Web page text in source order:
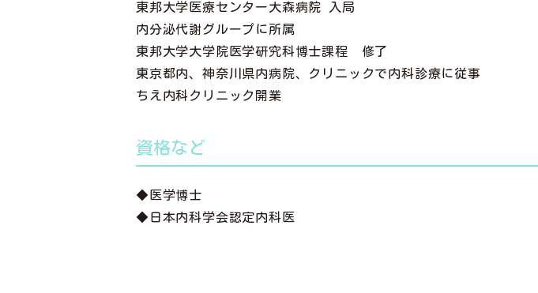
東邦大学医療センター大森病院 入局
内分泌代謝グループに所属
東邦大学大学院医学研究科博士課程 修了
東京都内、神奈川県内病院、クリニックで内科診療に従事
ちえ内科クリニック開業
資格など
◆医学博士
◆日本内科学会認定内科医